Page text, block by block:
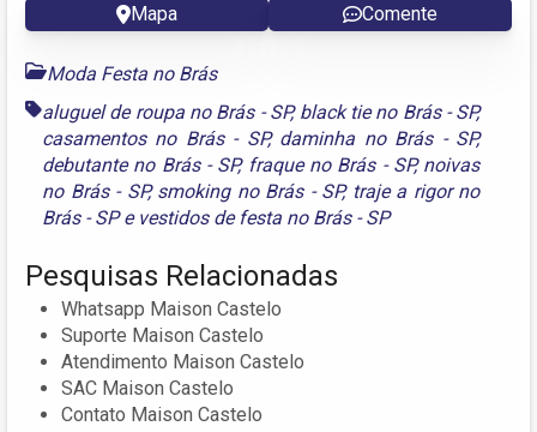
Mapa Comente
Moda Festa no Brás
aluguel de roupa no Brás - SP, black tie no Brás - SP,
casamentos no Brás - SP, daminha no Brás - SP,
debutante no Brás - SP, fraque no Brás - SP, noivas
no Brás - SP, smoking no Brás - SP, traje a rigor no
Brás - SPe vestidos de festa no Brás - SP
Pesquisas Relacionadas
Whatsapp Maison Castelo
Suporte Maison Castelo
Atendimento Maison Castelo
SAC Maison Castelo
Contato Maison Castelo